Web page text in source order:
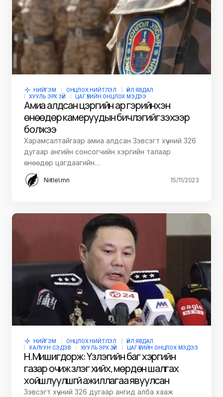
НИЙГЭМ ОНЦЛОХ НИЙТЛЭЛ
ҮЙЛ ЯВДАЛ
ХУУЛЬ ЭРХ ЗҮЙ
ЦАГ ҮЕИЙН ОНЦЛОХ МЭДЭЭ
Амиа алдсан цэргийн ар гэрийнхэн
өнөөдөр камеруудын бичлэгийг үзэхээр
болжээ
Харамсалтайгаар амиа алдсан Зэвсэгт хүчний 326
дугаар ангийн сонсогчийн хэргийн талаар
өнөөдөр цагдаагийн…
Niitlel.mn 15/11/2023
НИЙГЭМ ОНЦЛОХ НИЙТЛЭЛ
ҮЙЛ ЯВДАЛ
ХАЛУУН СЭДЭВ
ХУУЛЬ ЭРХ ЗҮЙ ЦАГ ҮЕИЙН ОНЦЛОХ МЭДЭЭ
Н.Мишигдорж: Үзлэгийн баг хэргийн
газар очиж үзлэг хийх, мөрдөн шалгах
хойшлуулшгүй ажиллагаа явуулсан
Зэвсэгт хүчний 326 дугаар ангид алба хааж